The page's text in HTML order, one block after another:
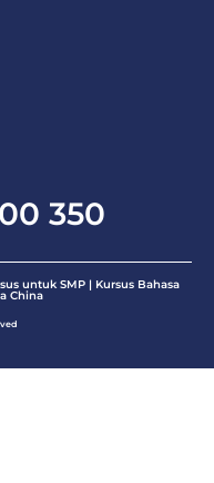
350
untuk SMP | Kursus Bahasa
China